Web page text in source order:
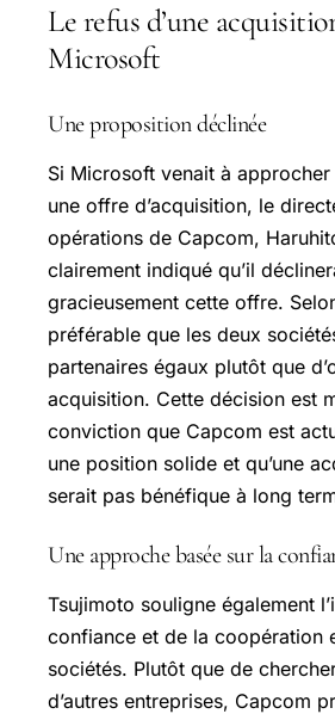
Le refus d’une
Microsoft
Une proposition déclinée
Si Microsoft venait à
une offre d’acquisition, le
opérations de Capcom,
clairement indiqué qu’il
gracieusement cette offre.
préférable que les deux
partenaires égaux plutôt que
acquisition. Cette décision est
conviction que Capcom est
une position solide et qu’une
serait pas bénéfique à long
Une approche basée sur la
Tsujimoto souligne également
confiance et de la coopération
sociétés. Plutôt que de
d’autres entreprises, Capcom